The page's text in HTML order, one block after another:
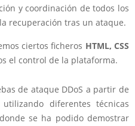
y coordinación de todos los
recuperación tras un ataque.
ciertos ficheros HTML, CSS
el control de la plataforma.
de ataque DDoS a partir de
diferentes técnicas
se ha podido demostrar